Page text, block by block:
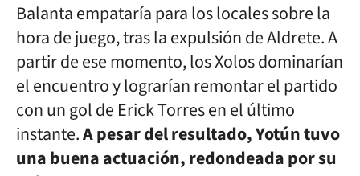
Balanta empataría para los locales sobre la
hora de juego, tras la expulsión de Aldrete. A
partir de ese momento, los Xolos dominarían
el encuentro y lograrían remontar el partido
con un gol de Erick Torres en el último
instante.A pesar del resultado, Yotún tuvo
una buena actuación, redondeada por su